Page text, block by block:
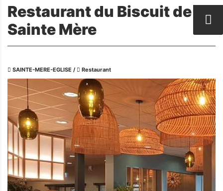
Restaurant du Biscuit de
Sainte Mère
SAINTE-MERE-EGLISE / Restaurant